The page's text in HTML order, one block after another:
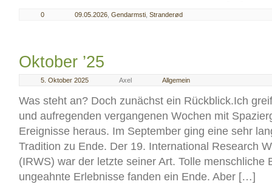
0 09.05.2026 Gendarmsti Stranderød
Oktober ’25
5. Oktober 2025 Axel Allgemein
Was steht an? Doch zunächst ein Rückblick.Ich
und aufregenden vergangenen Wochen mit
Ereignisse heraus. Im September ging eine sehr
Tradition zu Ende. Der 19. International Research
(IRWS) war der letzte seiner Art. Tolle menschliche
ungeahnte Erlebnisse fanden ein Ende. Aber […]